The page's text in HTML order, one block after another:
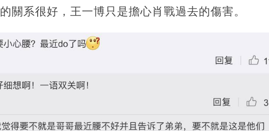
關系很好，王一博只是擔心肖戰過去的傷害。